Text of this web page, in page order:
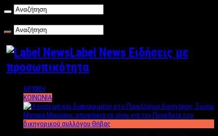
Label News Ειδήσεις με
προσωπικότητα
ΑΡΧΙΚΗ
ΚΟΙΝΩΝΙΑ